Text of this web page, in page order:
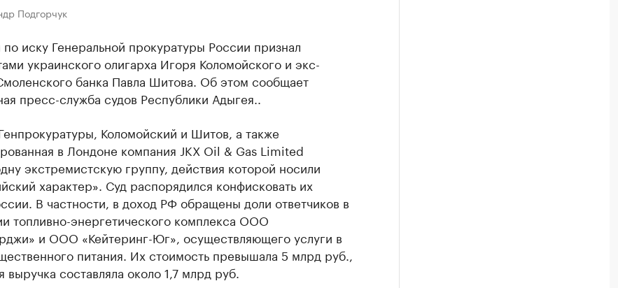
Подгорчук
иску Генеральной прокуратуры России признал
украинского олигарха Игоря Коломойского и экс-
банка Павла Шитова. Об этом сообщает
пресс-служба судов Республики Адыгея..
Коломойский и Шитов, а также
в Лондоне компания JKX Oil & Gas Limited
экстремистскую группу, действия которой носили
характер». Суд распорядился конфисковать их
В частности, в доход РФ обращены доли ответчиков в
топливно-энергетического комплекса ООО
и ООО «Кейтеринг-Юг», осуществляющего услуги в
питания. Их стоимость превышала 5 млрд руб.,
выручка составляла около 1,7 млрд руб.